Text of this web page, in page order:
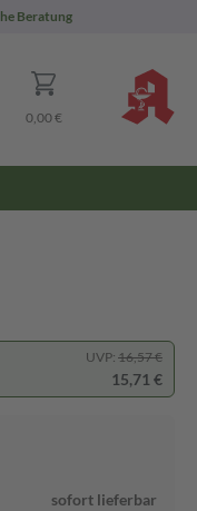
Beratung
0,00 €
UVP: 16,57 €
15,71 €
sofort lieferbar